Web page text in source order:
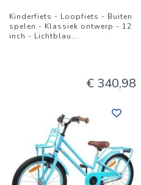
Kinderfiets - Loopfiets - Buiten
spelen - Klassiek ontwerp - 12
inch - Lichtblau...
€ 340,98